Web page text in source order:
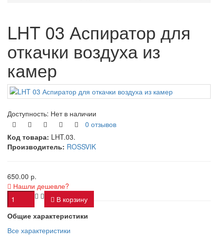
LHT 03 Аспиратор для
откачки воздуха из
камер
Доступность: Нет в наличии
0 отзывов
Код товара: LHT.03.
Производитель: ROSSVIK
650.00 р.
Нашли дешевле?
В корзину
Общие характеристики
Все характеристики